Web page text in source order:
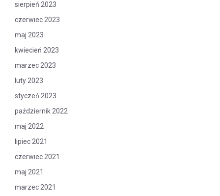
sierpień 2023
czerwiec 2023
maj 2023
kwiecień 2023
marzec 2023
luty 2023
styczeń 2023
październik 2022
maj 2022
lipiec 2021
czerwiec 2021
maj 2021
marzec 2021